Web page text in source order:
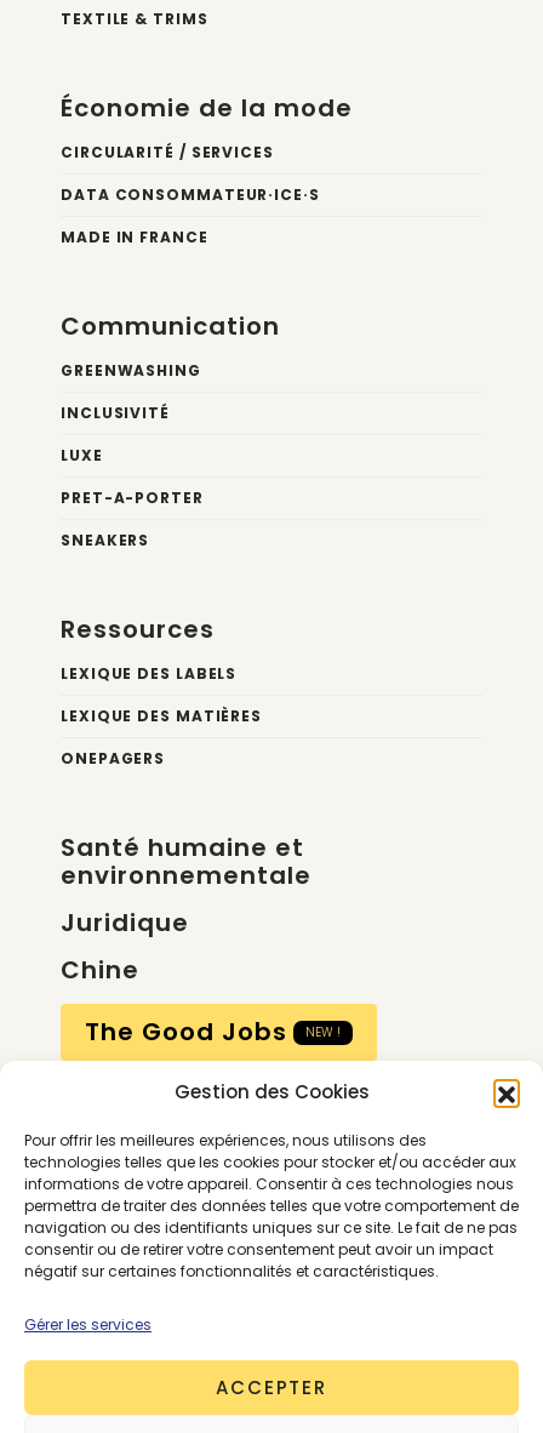
Gestion des Cookies
Pour offrir les meilleures expériences, nous utilisons des
technologies telles que les cookies pour stocker et/ou accéder aux
informations de votre appareil. Consentir à ces technologies nous
permettra de traiter des données telles que votre comportement de
navigation ou des identifiants uniques sur ce site. Le fait de ne pas
consentir ou de retirer votre consentement peut avoir un impact
négatif sur certaines fonctionnalités et caractéristiques.
Gérer les services
ACCEPTER
TEXTILE & TRIMS
Économie de la mode
CIRCULARITÉ / SERVICES
DATA CONSOMMATEUR·ICE·S
MADE IN FRANCE
Communication
GREENWASHING
INCLUSIVITÉ
LUXE
PRET-A-PORTER
SNEAKERS
Ressources
LEXIQUE DES LABELS
LEXIQUE DES MATIÈRES
ONEPAGERS
Santé humaine et
environnementale
Juridique
Chine
The Good Jobs
NEW !
Compte
Calendrier
Contactez-nous